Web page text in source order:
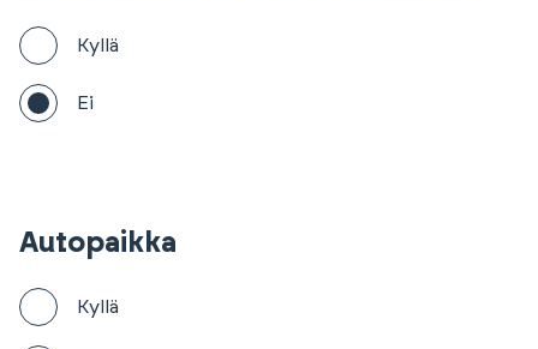
Kyllä
Ei
Autopaikka
Kyllä